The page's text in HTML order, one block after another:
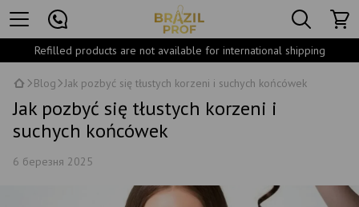
Refilled products are not available for international shipping
Blog Jak pozbyć się tłustych korzeni i suchych końcówek
Jak pozbyć się tłustych korzeni i
suchych końcówek
6 березня 2025